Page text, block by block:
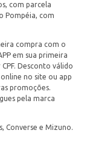
com parcela
Pompéia, com
compra com o
em sua primeira
Desconto válido
no site ou app
promoções.
pela marca
Converse e Mizuno.